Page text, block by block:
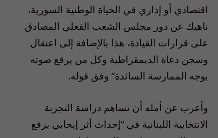
اقتصادي أو إداري في الحياة الوطنية السورية،
ناهيك عن دور مجلس الشعب الفعلي المصادق
على قرارات القيادة، هذا بالإضافة إلى اعتقال
وسجن دعاة الديمقراطية وكل من يرفع صوته
بوجه الممارسة السائدة” وفق قوله.
وأعرب عن أمله أن تساهم دراسة التجربة
الانتخابية اللبنانية في “إحداث أثر إيجابي يرفع